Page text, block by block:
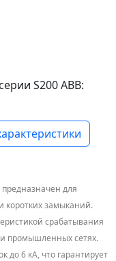
S200 ABB:
для
коротких замыканий.
срабатывания
промышленных сетях.
6 кА, что гарантирует